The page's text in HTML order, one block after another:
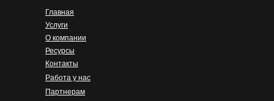
Главная
Контакты
Услуги
О компании
Ресурсы
Работа у нас
Партнерам